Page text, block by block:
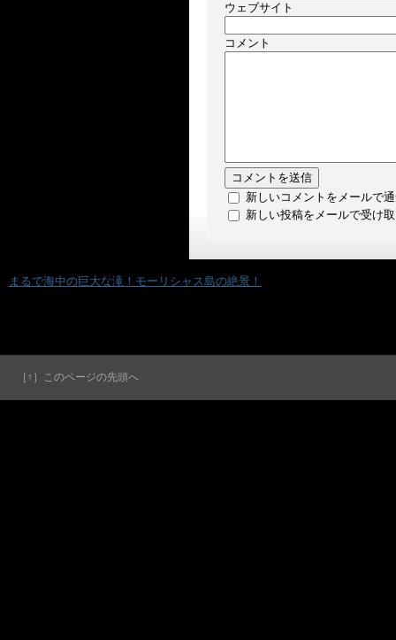
ウェブサイト
コメント
新しいコメントをメールで
新しい投稿をメールで受け
まるで海中の巨大な滝！モーリシャス島の絶景！
［↑］このページの先頭へ